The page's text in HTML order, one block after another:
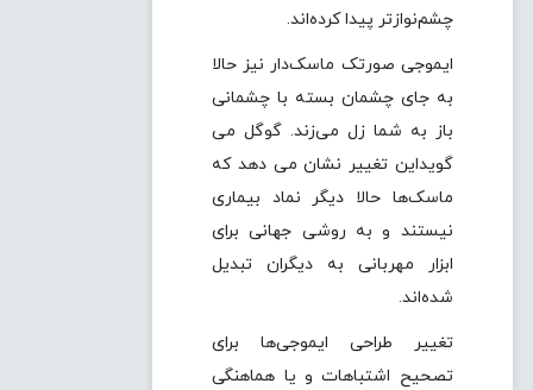
چشم‌نوازتر پیدا کرده‌اند.
ایموجی صورتک ماسک‌دار نیز حالا
به جای چشمان بسته با چشمانی
باز به شما زل می‌زند. گوگل می
گویداین تغییر نشان می دهد که
ماسک‌ها حالا دیگر نماد بیماری
نیستند و به روشی جهانی برای
ابزار مهربانی به دیگران تبدیل
شده‌اند.
تغییر طراحی ایموجی‌ها برای
تصحیح اشتباهات و یا هماهنگی